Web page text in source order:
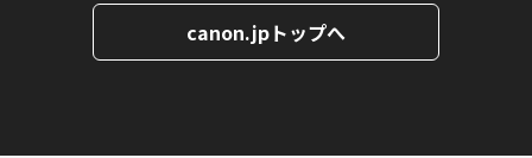
canon.jpトップへ